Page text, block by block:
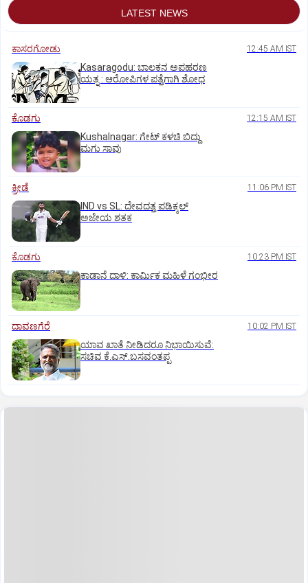
LATEST NEWS
ಕಾಸರಗೋಡು 12:45 AM IST
Kasaragodu: ಬಾಲಕನ ಅಪಹರಣ
ಯತ್ನ : ಆರೋಪಿಗಳ ಪತ್ತೆಗಾಗಿ ಶೋಧ
ಕೊಡಗು 12:15 AM IST
Kushalnagar: ಗೇಟ್ ಕಳಚಿ ಬಿದ್ದು
ಮಗು ಸಾವು
ಕ್ರೀಡೆ 11:06 PM IST
IND vs SL: ದೇವದತ್ತ ಪಡಿಕ್ಕಲ್‌
ಅಜೇಯ ಶತಕ
ಕೊಡಗು 10:23 PM IST
ಕಾಡಾನೆ ದಾಳಿ: ಕಾರ್ಮಿಕ ಮಹಿಳೆ ಗಂಭೀರ
ದಾವಣಗೆರೆ 10:02 PM IST
ಯಾವ ಖಾತೆ ನೀಡಿದರೂ ನಿಭಾಯಿಸುವೆ:
ಸಚಿವ ಕೆ.ಎಸ್.ಬಸವಂತಪ್ಪ